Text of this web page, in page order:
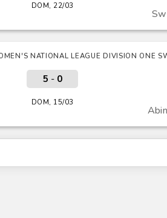
DOM, 22/03
NATIONAL LEAGUE DIVISION ONE
5 - 0
DOM, 15/03